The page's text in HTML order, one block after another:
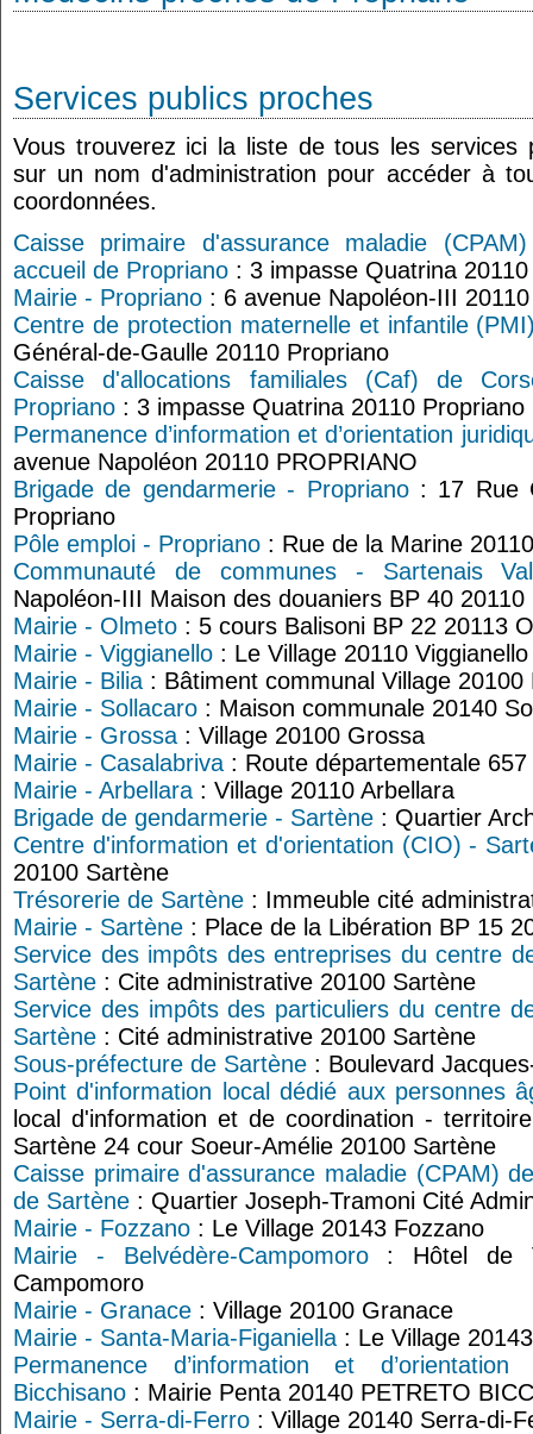
Services publics proches
Vous trouverez ici la liste de tous les services
sur un nom d'administration pour accéder à
coordonnées.
Caisse primaire d'assurance maladie
accueil de Propriano : 3 impasse Quatrina
Mairie - Propriano : 6 avenue Napoléon-III
Centre de protection maternelle et infantile
Général-de-Gaulle 20110 Propriano
Caisse d'allocations familiales (Caf) de
Propriano : 3 impasse Quatrina 20110 Propriano
Permanence d’information et d’orientation
avenue Napoléon 20110 PROPRIANO
Brigade de gendarmerie - Propriano: 17 Rue
Propriano
Pôle emploi - Propriano : Rue de la Marine
Communauté de communes - Sartenais
Napoléon-III Maison des douaniers BP 40 20110
Mairie - Olmeto : 5 cours Balisoni BP 22 20113
Mairie - Viggianello : Le Village 20110 Viggianello
Mairie - Bilia : Bâtiment communal Village 20100
Mairie - Sollacaro : Maison communale 20140
Mairie - Grossa : Village 20100 Grossa
Mairie - Casalabriva : Route départementale
Mairie - Arbellara : Village 20110 Arbellara
Brigade de gendarmerie - Sartène : Quartier
Centre d'information et d'orientation (CIO) -
20100 Sartène
Trésorerie de Sartène : Immeuble cité
Mairie - Sartène : Place de la Libération BP 15
Service des impôts des entreprises du centre
Sartène : Cite administrative 20100 Sartène
Service des impôts des particuliers du centre
Sartène : Cité administrative 20100 Sartène
Sous-préfecture de Sartène : Boulevard
Point d'information local dédié aux personnes
local d'information et de coordination -
Sartène 24 cour Soeur-Amélie 20100 Sartène
Caisse primaire d'assurance maladie (CPAM)
de Sartène : Quartier Joseph-Tramoni Cité
Mairie - Fozzano : Le Village 20143 Fozzano
Mairie - Belvédère-Campomoro: Hôtel de
Campomoro
Mairie - Granace : Village 20100 Granace
Mairie - Santa-Maria-Figaniella : Le Village
Permanence d’information et
Bicchisano : Mairie Penta 20140 PETRETO
Mairie - Serra-di-Ferro : Village 20140 Serra-di-